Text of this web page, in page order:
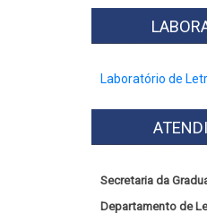
Laboratório de
Secretaria da
Departamento de